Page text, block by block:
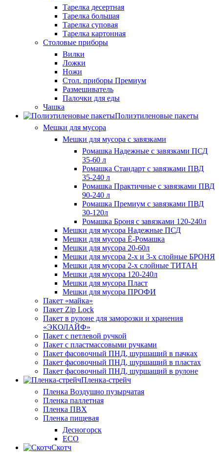
Тарелка десертная
Тарелка большая
Тарелка суповая
Тарелка картонная
Столовые приборы
Вилки
Ложки
Ножи
Стол. приборы Премиум
Размешиватель
Палочки для еды
Чашка
Полиэтиленовые пакеты
Мешки для мусора
Мешки для мусора с завязками
Ромашка Надежные с завязками ПСД
35-60 л
Ромашка Стандарт с завязками ПВД
35-240 л
Ромашка Практичные с завязками ПВД
90-240 л
Ромашка Премиум с завязками ПВД
30-120л
Ромашка Броня с завязками 120-240л
Мешки для мусора Надежные ПСД
Мешки для мусора Ё-Ромашка
Мешки для мусора 20-60л
Мешки для мусора 2-х и 3-х слойные БРОНЯ
Мешки для мусора 2-х слойные ТИТАН
Мешки для мусора 120-240л
Мешки для мусора Пласт
Мешки для мусора ПРОФИ
Пакет «майка»
Пакет Zip Lock
Пакет в рулоне для заморозки и хранения
«ЭКОЛАЙФ»
Пакет с петлевой ручкой
Пакет с пластмассовыми ручками
Пакет фасовочный ПНД, шуршащий в пачках
Пакет фасовочный ПНД, шуршащий в пластах
Пакет фасовочный ПНД, шуршащий в рулоне
Пленка-стрейч
Пленка Воздушно пузырчатая
Пленка паллетная
Пленка ПВХ
Пленка пищевая
Десногорск
ECO
Скотч